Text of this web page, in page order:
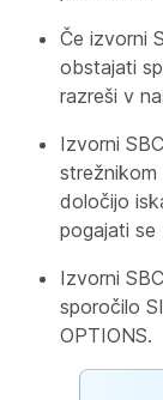
Če izvorni
obstajati
razreši v
Izvorni
strežnikom
določijo
pogajati se
Izvorni
sporočilo
OPTIONS.